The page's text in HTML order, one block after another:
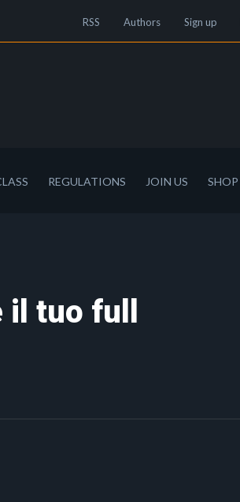
RSS Authors Sign up
REGULATIONS JOIN US SHOP
tuo full